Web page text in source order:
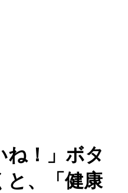
ね！」ボタ
と、「健康